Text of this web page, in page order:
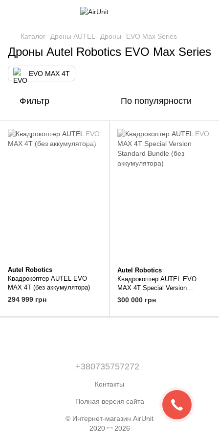
Каталог Дроны AUTEL Дроны EVO Max Series
Дроны Autel Robotics EVO Max Series
EVO MAX 4T
Фильтр По популярности
Autel Robotics
Квадрокоптер AUTEL EVO
MAX 4T (без аккумулятора)
294 999 грн
Autel Robotics
Квадрокоптер AUTEL EVO
MAX 4T Special Version
Standard Bundle (без
аккумулятора)
300 000 грн
+380735757272
Контакты
Полная версия сайта
© Интернет-магазин AirUnit
2020 ꟷ 2026